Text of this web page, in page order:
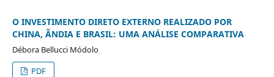
O INVESTIMENTO DIRETO EXTERNO REALIZADO POR
CHINA, ÃNDIA E BRASIL: UMA ANÁLISE COMPARATIVA
Débora Bellucci Módolo
PDF